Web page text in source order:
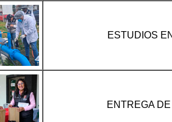
ESTUDIOS
ENTREGA